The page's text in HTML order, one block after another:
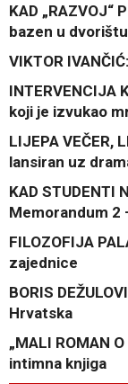
KAD „RAZVOJ“
bazen u
VIKTOR
INTERVENCIJA
koji je izvukao
LIJEPA VEČER,
lansiran uz
KAD STUDENTI
Memorandum 2
FILOZOFIJA
zajednice
BORIS
Hrvatska
„MALI ROMAN
intimna knjiga